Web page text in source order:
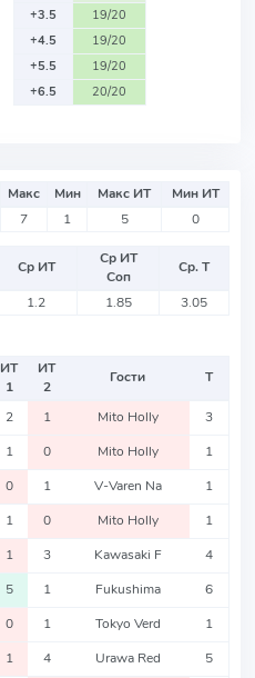
+3.5
19/20
+4.5
19/20
+5.5
19/20
+6.5
20/20
Макс Мин Макс ИТ
Мин ИТ
7 1 5 0
Ср ИТ
Ср ИТ
Соп
Ср. Т
1.2 1.85 3.05
ИТ
1
ИТ
2
Гости Т
2 1 Mito Holly 3
1 0 Mito Holly 1
0 1 V-Varen Na 1
1 0 Mito Holly 1
1 3 Kawasaki F 4
5 1 Fukushima 6
0 1 Tokyo Verd 1
1 4 Urawa Red 5